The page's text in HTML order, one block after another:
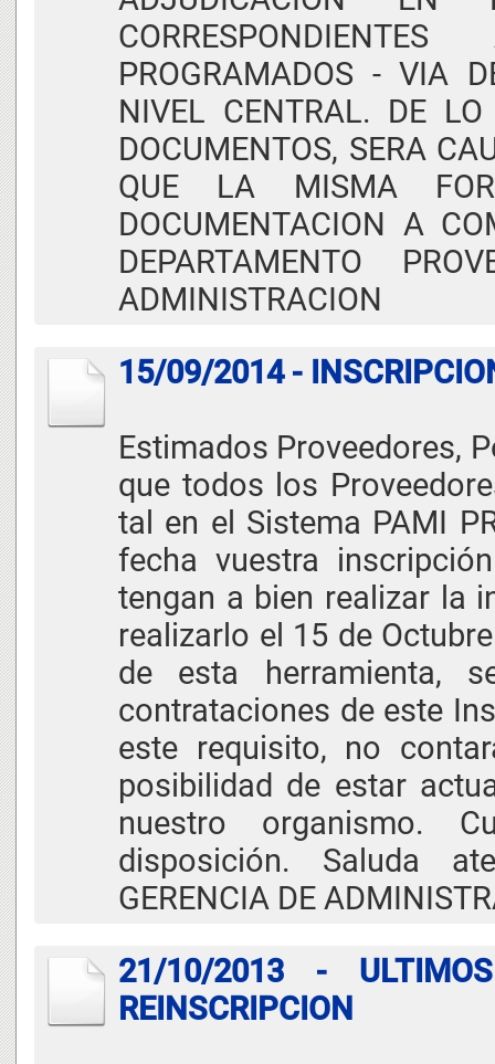
PROGRAMADOS - VIA
NIVEL CENTRAL. DE
DOCUMENTOS, SERA
QUE LA MISMA
DOCUMENTACION A
DEPARTAMENTO
ADMINISTRACION
15/09/2014 -
Estimados Proveedores,
que todos los
tal en el Sistema PAMI
fecha vuestra
tengan a bien realizar la
realizarlo el 15 de
de esta herramienta,
contrataciones de este
este requisito, no
posibilidad de estar
nuestro organismo.
disposición. Saluda
GERENCIA DE
21/10/2013 -
REINSCRIPCION